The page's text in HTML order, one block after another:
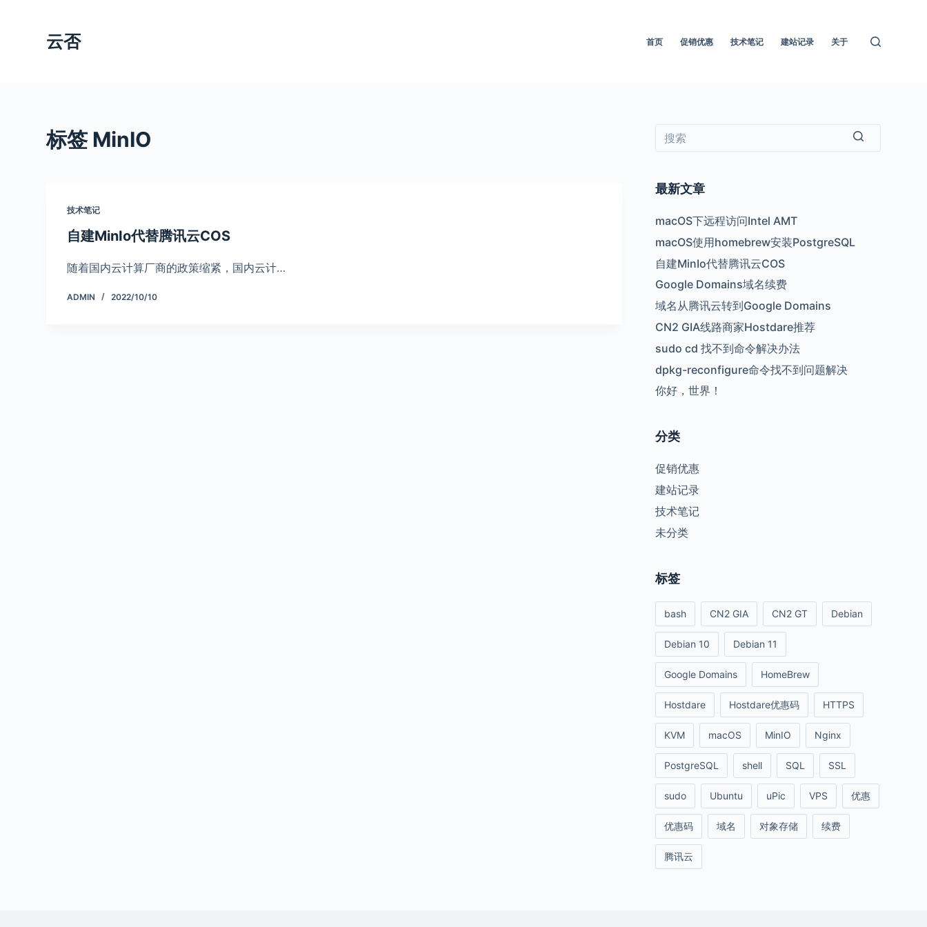
云否 首页 促销优惠 技术笔记 建站记录 关于
标签MinIO
技术笔记
自建MinIo代替腾讯云COS
随着国内云计算厂商的政策缩紧，国内云计…
ADMIN 2022/10/10
果
最新文章
macOS下远程访问Intel AMT
macOS使用homebrew安装PostgreSQL
自建MinIo代替腾讯云COS
Google Domains域名续费
域名从腾讯云转到Google Domains
CN2 GIA线路商家Hostdare推荐
sudo cd 找不到命令解决办法
dpkg-reconfigure命令找不到问题解决
你好，世界！
分类
促销优惠
建站记录
技术笔记
未分类
标签
bash CN2 GIA CN2 GT Debian
Debian 10 Debian 11
Google Domains HomeBrew
Hostdare Hostdare优惠码 HTTPS
KVM macOS MinIO Nginx
PostgreSQL shell SQL SSL
sudo Ubuntu uPic VPS 优惠
优惠码 域名 对象存储 续费
腾讯云